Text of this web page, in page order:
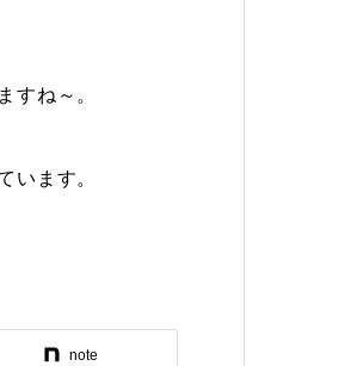
すね～。
います。
note